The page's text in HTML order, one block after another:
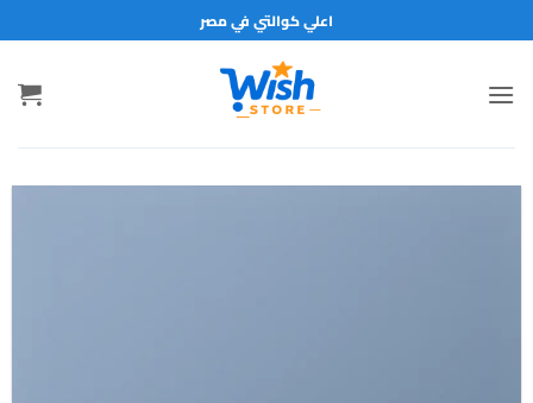
للمحتوى
اعلي كوالتي في مصر